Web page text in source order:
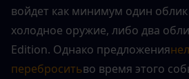
войдет как минимум один
холодное оружие, либо два
Edition. Однако предложения
переброситьво время этого